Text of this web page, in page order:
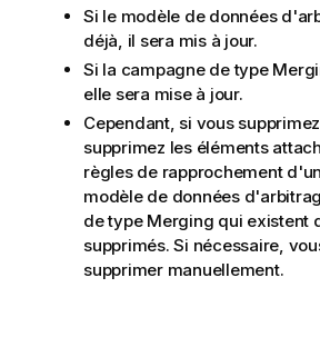
Si le modèle de données
déjà, il sera mis à jour.
Si la campagne de type
elle sera mise à jour.
Cependant, si vous
supprimez les éléments
règles de rapprochement
modèle de données
de type Merging qui existent
supprimés. Si nécessaire,
supprimer manuellement.